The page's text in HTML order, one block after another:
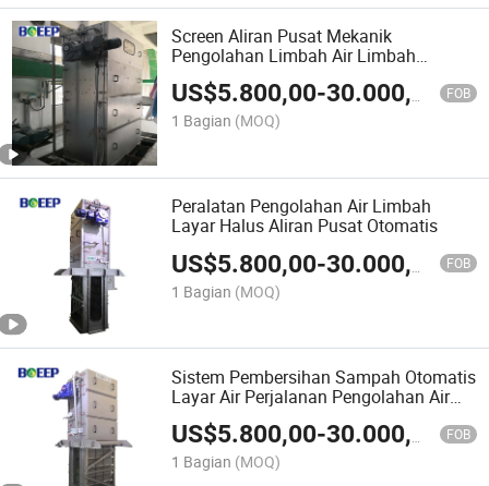
Screen Aliran Pusat Mekanik
Pengolahan Limbah Air Limbah
Perkotaan
US$5.800,00-30.000,00 FOB
1 Bagian (MOQ)
Peralatan Pengolahan Air Limbah
Layar Halus Aliran Pusat Otomatis
US$5.800,00-30.000,00 FOB
1 Bagian (MOQ)
Sistem Pembersihan Sampah Otomatis
Layar Air Perjalanan Pengolahan Air
Limbah Perkotaan
US$5.800,00-30.000,00 FOB
1 Bagian (MOQ)